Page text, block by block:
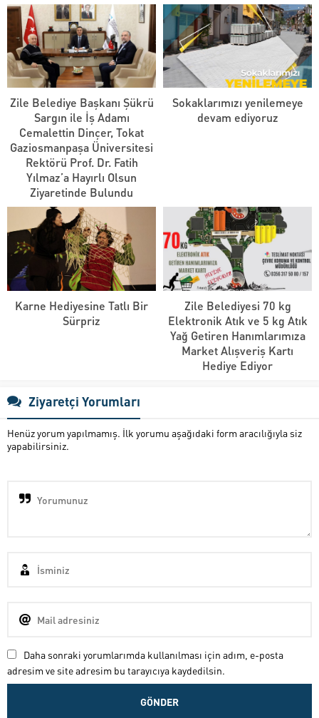
Zile Belediye Başkanı Şükrü
Sargın ile İş Adamı
Cemalettin Dinçer, Tokat
Gaziosmanpaşa Üniversitesi
Rektörü Prof. Dr. Fatih
Yılmaz’a Hayırlı Olsun
Ziyaretinde Bulundu
Sokaklarımızı yenilemeye
devam ediyoruz
Karne Hediyesine Tatlı Bir
Sürpriz
Zile Belediyesi 70 kg
Elektronik Atık ve 5 kg Atık
Yağ Getiren Hanımlarımıza
Market Alışveriş Kartı
Hediye Ediyor
Ziyaretçi Yorumları
Henüz yorum yapılmamış. İlk yorumu aşağıdaki form aracılığıyla siz
yapabilirsiniz.
Daha sonraki yorumlarımda kullanılması için adım, e-posta
adresim ve site adresim bu tarayıcıya kaydedilsin.